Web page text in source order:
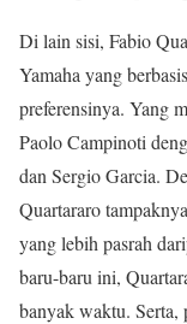
Di lain sisi, Fabio
Yamaha yang
preferensinya. Yang
Paolo Campinoti
dan Sergio Garcia.
Quartararo
yang lebih pasrah
baru-baru ini,
banyak waktu. Serta,